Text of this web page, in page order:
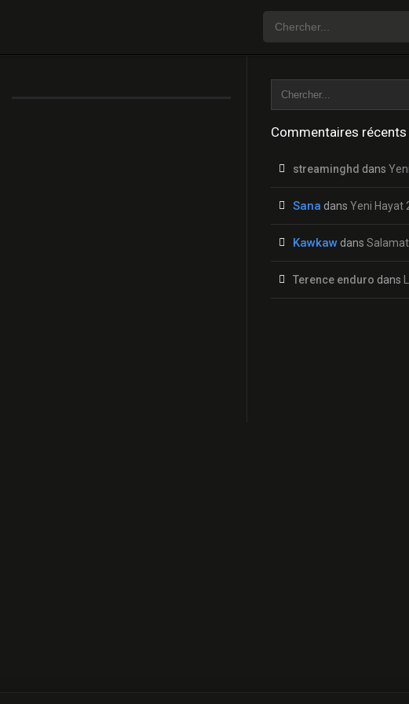
Commentaires récents
streaminghd dans Yeni
Sana dans Yeni Hayat 2020
Kawkaw dans Salamat Abu el
Terence enduro dans